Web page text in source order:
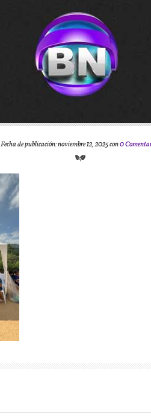
Fecha de publicación: noviembre 12, 2025 con0